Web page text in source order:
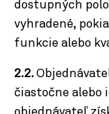
dostupných
vyhradené,
funkcie alebo
2.2.
čiastočne alebo